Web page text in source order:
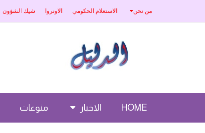
من نحن الاستعلام الحكومي الاونروا شيك الشؤون
HOME الاخبار منوعات